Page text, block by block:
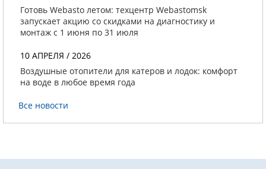
Готовь Webasto летом: техцентр Webastomsk
запускает акцию со скидками на диагностику и
монтаж с 1 июня по 31 июля
10 АПРЕЛЯ / 2026
Воздушные отопители для катеров и лодок: комфорт
на воде в любое время года
Все новости